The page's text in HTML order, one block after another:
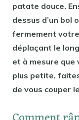
patate douce.
dessus d’un bol
fermement
déplaçant le
et à mesure
plus petite,
de vous couper